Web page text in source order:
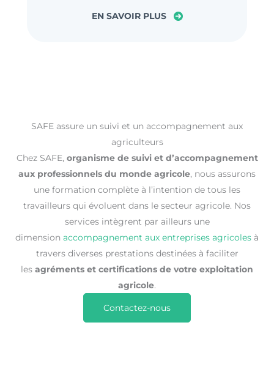
EN SAVOIR PLUS
SAFE assure un suivi et un accompagnement aux
agriculteurs
Chez SAFE, organisme de suivi et d’accompagnement
aux professionnels du monde agricole, nous assurons
une formation complète à l’intention de tous les
travailleurs qui évoluent dans le secteur agricole. Nos
services intègrent par ailleurs une
dimension accompagnement aux entreprises agricoles à
travers diverses prestations destinées à faciliter
les agréments et certifications de votre exploitation
agricole.
Contactez-nous